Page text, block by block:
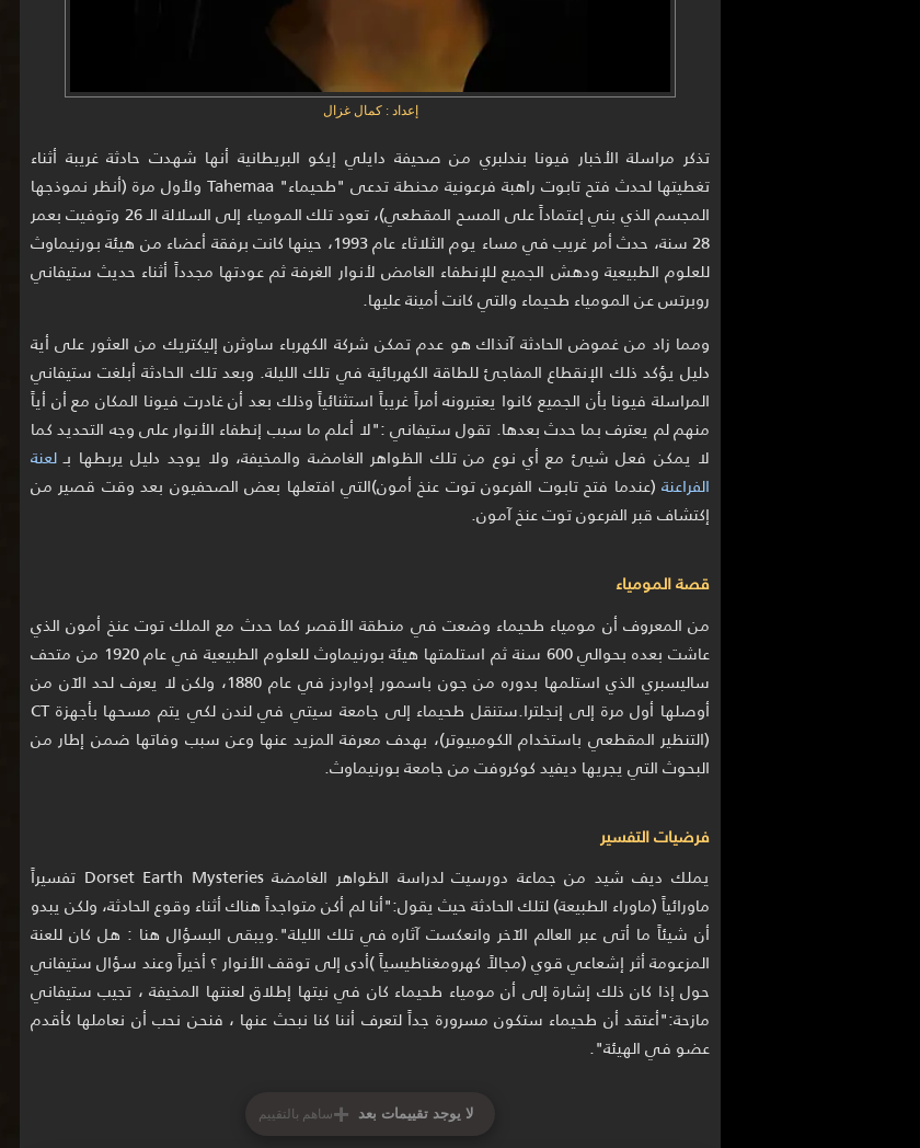
إعداد : كمال غزال
تذكر مراسلة الأخبار فيونا بندلبري من صحيفة دايلي إيكو البريطانية أنها شهدت حادثة غريبة أثناء
تغطيتها لحدث فتح تابوت راهبة فرعونية محنطة تدعى "طحيماء" Tahemaa ولأول مرة (أنظر نموذجها
المجسم الذي بني إعتماداً على المسح المقطعي)، تعود تلك المومياء إلى السلالة الـ 26 وتوفيت بعمر
28 سنة، حدث أمر غريب في مساء يوم الثلاثاء عام 1993، حينها كانت برفقة أعضاء من هيئة بورنيماوث
للعلوم الطبيعية ودهش الجميع للإنطفاء الغامض لأنوار الغرفة ثم عودتها مجدداً أثناء حديث ستيفاني
روبرتس عن المومياء طحيماء والتي كانت أمينة عليها.
ومما زاد من غموض الحادثة آنذاك هو عدم تمكن شركة الكهرباء ساوثرن إليكتريك من العثور على أية
دليل يؤكد ذلك الإنقطاع المفاجئ للطاقة الكهربائية في تلك الليلة. وبعد تلك الحادثة أبلغت ستيفاني
المراسلة فيونا بأن الجميع كانوا يعتبرونه أمراً غريباً استثنائياً وذلك بعد أن غادرت فيونا المكان مع أن أياً
منهم لم يعترف بما حدث بعدها. تقول ستيفاني :"لا أعلم ما سبب إنطفاء الأنوار على وجه التحديد كما
لا يمكن فعل شيئ مع أي نوع من تلك الظواهر الغامضة والمخيفة، ولا يوجد دليل يربطها بـلعنة
الفراعنة (عندما فتح تابوت الفرعون توت عنخ أمون)التي افتعلها بعض الصحفيون بعد وقت قصير من
إكتشاف قبر الفرعون توت عنخ آمون.
قصة المومياء
من المعروف أن مومياء طحيماء وضعت في منطقة الأقصر كما حدث مع الملك توت عنخ أمون الذي
عاشت بعده بحوالي 600 سنة ثم استلمتها هيئة بورنيماوث للعلوم الطبيعية في عام 1920 من متحف
ساليسبري الذي استلمها بدوره من جون باسمور إدواردز في عام 1880، ولكن لا يعرف لحد الآن من
أوصلها أول مرة إلى إنجلترا.ستنقل طحيماء إلى جامعة سيتي في لندن لكي يتم مسحها بأجهزة CT
(التنظير المقطعي باستخدام الكومبيوتر)، بهدف معرفة المزيد عنها وعن سبب وفاتها ضمن إطار من
البحوث التي يجريها ديفيد كوكروفت من جامعة بورنيماوث.
فرضيات التفسير
يملك ديف شيد من جماعة دورسيت لدراسة الظواهر الغامضة Dorset Earth Mysteries تفسيراً
ماورائياً (ماوراء الطبيعة) لتلك الحادثة حيث يقول:"أنا لم أكن متواجداً هناك أثناء وقوع الحادثة، ولكن يبدو
أن شيئاً ما أتى عبر العالم الآخر وانعكست آثاره في تلك الليلة".ويبقى البسؤال هنا : هل كان للعنة
المزعومة أثر إشعاعي قوي (مجالاً كهرومغناطيسياً )أدى إلى توقف الأنوار ؟ أخيراً وعند سؤال ستيفاني
حول إذا كان ذلك إشارة إلى أن مومياء طحيماء كان في نيتها إطلاق لعنتها المخيفة ، تجيب ستيفاني
مازحة:"أعتقد أن طحيماء ستكون مسرورة جداً لتعرف أننا كنا نبحث عنها ، فنحن نحب أن نعاملها كأقدم
عضو في الهيئة".
لا يوجد تقييمات بعد +ساهم بالتقييم